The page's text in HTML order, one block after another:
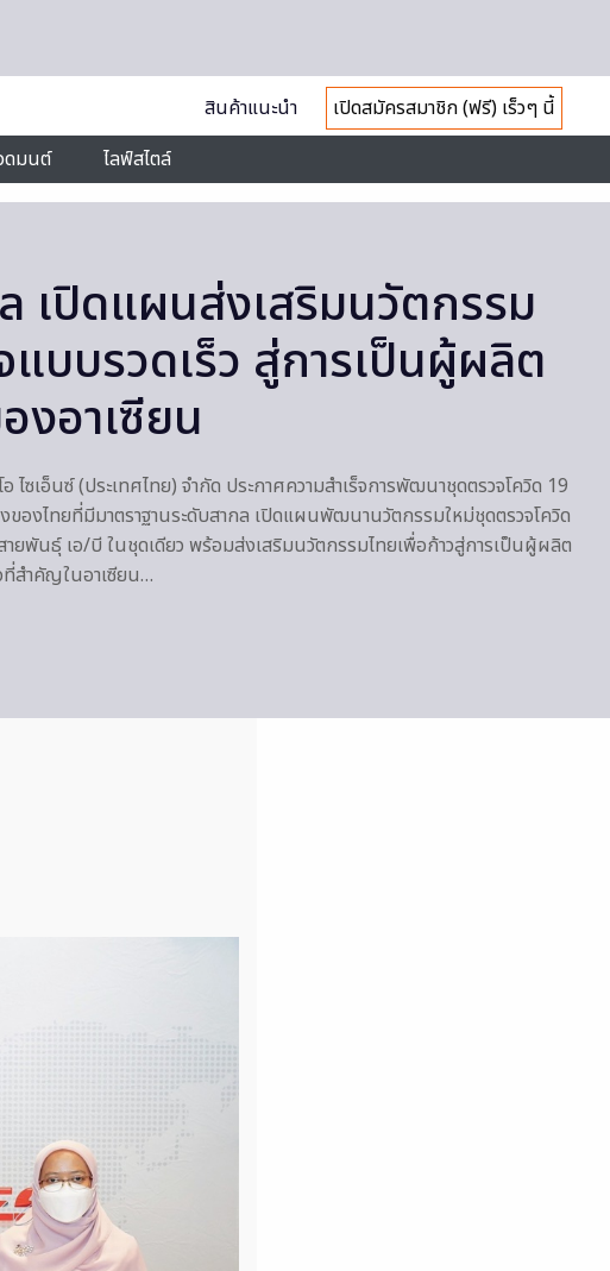
สินค้าแนะนำ
เปิดสมัครสมาชิก (ฟรี) เร็วๆ นี้
ดมนต์ ไลฟ์สไตล์
เปิดแผนส่งเสริมนวัตกรรม
บบรวดเร็ว สู่การเป็นผู้ผลิต
อาเซียน
ไซเอ็นซ์ (ประเทศไทย) จำกัด ประกาศความสำเร็จการพัฒนาชุดตรวจโควิด 19
ของไทยที่มีมาตราฐานระดับสากล เปิดแผนพัฒนานวัตกรรมใหม่ชุดตรวจโควิด
ายพันธุ์ เอ/บี ในชุดเดียว พร้อมส่งเสริมนวัตกรรมไทยเพื่อก้าวสู่การเป็นผู้ผลิต
ที่สำคัญในอาเซียน…